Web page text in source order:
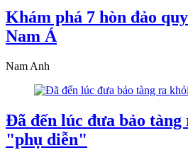
Khám phá 7 hòn đảo
Nam Á
Nam Anh
Đã đến lúc đưa bảo
"phụ diễn"